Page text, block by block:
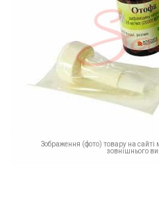
Зображення (фото) товару на сайті
зовнішнього